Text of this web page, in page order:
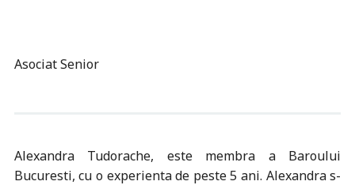
Asociat Senior
Alexandra Tudorache, este membra a Baroului
Bucuresti, cu o experienta de peste 5 ani. Alexandra s-